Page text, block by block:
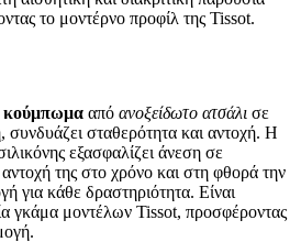
το μοντέρνο προφίλ της Tissot.
κούμπωμα από ανοξείδωτο ατσάλι σε
σταθερότητα και αντοχή. Η
εξασφαλίζει άνεση σε
της στο χρόνο και στη φθορά την
για κάθε δραστηριότητα. Είναι
γκάμα μοντέλων Tissot, προσφέροντας